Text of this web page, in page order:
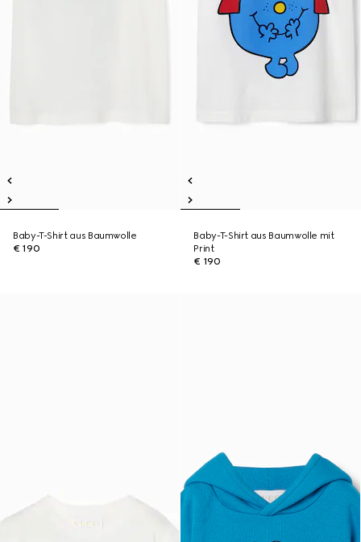
Baby-T-Shirt aus Baumwolle
€ 190
Baby-T-Shirt aus Baumwolle mit
Print
€ 190